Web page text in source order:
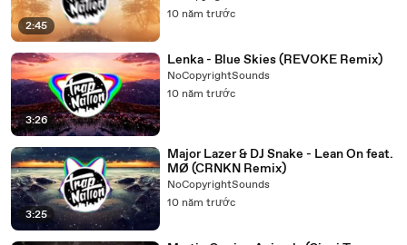
2:45
10 năm trước
3:26
Lenka - Blue Skies (REVOKE Remix)
NoCopyrightSounds
10 năm trước
3:25
Major Lazer & DJ Snake - Lean On feat.
MØ (CRNKN Remix)
NoCopyrightSounds
10 năm trước